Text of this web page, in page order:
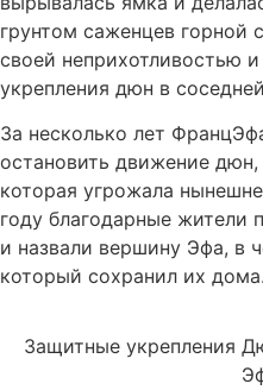
Защитные укрепления
грунтом саженцев горной
своей неприхотливостью
укрепления дюн в
За несколько лет
остановить движение
которая угрожала
году благодарные жители
и назвали вершину Эфа, в
который сохранил их дома.